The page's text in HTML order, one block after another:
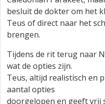
besluit de dokter om het
Teus of direct naar het
brengen.
Tijdens de rit terug naar
wat de opties zijn.
Teus, altijd realistisch en
aantal opties
doorgelopen en geeft vrij